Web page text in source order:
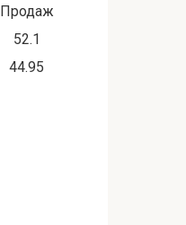
Продаж
52.1
44.95